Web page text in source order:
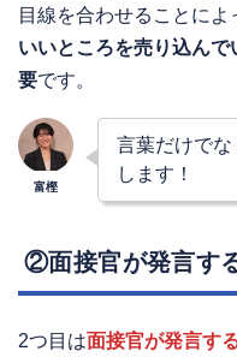
目線を合わせることによ
いいところを売り込ん
要です。
言葉だけで
します！
②面接官が発言す
2つ目は面接官が発言す